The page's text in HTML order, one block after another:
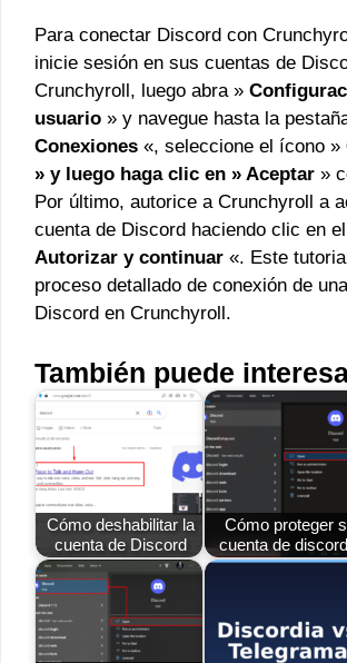
Para conectar Discord con
inicie sesión en sus cuentas de
Crunchyroll, luego abra »
usuario » y navegue hasta la
Conexiones «, seleccione el ícono »
» y luego haga clic en » Aceptar »
Por último, autorice a Crunchyroll a
cuenta de Discord haciendo clic en
Autorizar y continuar «. Este
proceso detallado de conexión de
Discord en Crunchyroll.
También puede
Cómo deshabilitar la
cuenta de Discord
Cómo proteger
cuenta de